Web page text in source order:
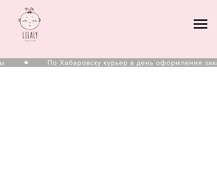
По Хабаровску курьер в день оформления